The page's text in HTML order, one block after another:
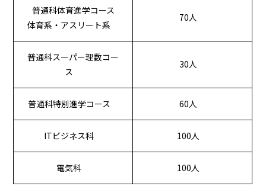
普通科体育進学コース
体育系・アスリート系
70人
普通科スーパー理数コー
ス
30人
普通科特別進学コース 60人
ITビジネス科 100人
電気科 100人